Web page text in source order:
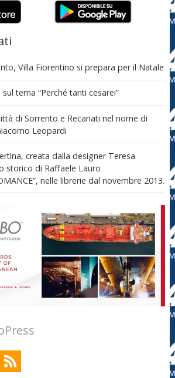
Villa Fiorentino si prepara per il Natale
tema “Perché tanti cesarei”
di Sorrento e Recanati nel nome di
Leopardi
creata dalla designer Teresa
storico di Raffaele Lauro
nelle librerie dal novembre 2013.